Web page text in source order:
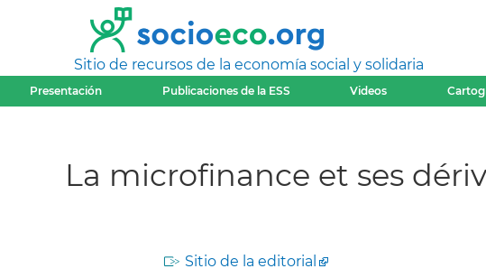
Sitio de recursos de la economía social y solidaria
Presentación Publicaciones de la ESS Videos
La microfinance et ses
Sitio de la editorial